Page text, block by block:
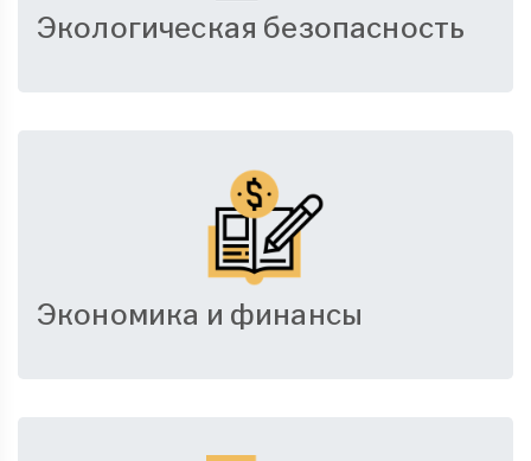
Экологическая безопасность
Экономика и финансы